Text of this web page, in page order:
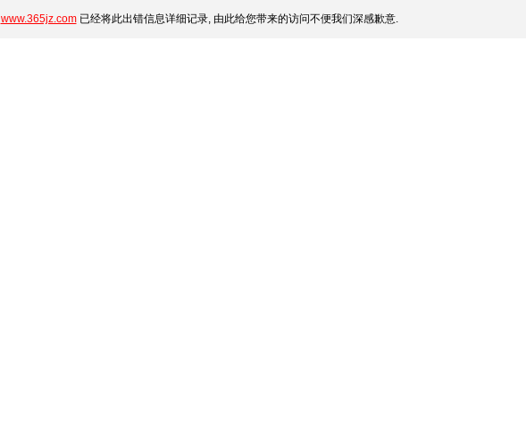
www.365jz.com已经将此出错信息详细记录, 由此给您带来的访问不便我们深感歉意.